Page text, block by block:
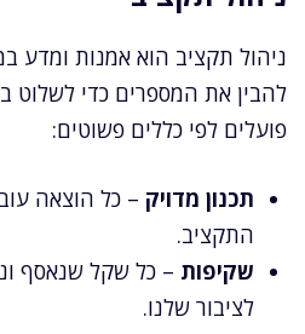
ניהול תקציב הוא אמנות ומדע
להבין את המספרים כדי לשלוט
פועלים לפי כללים פשוטים:
תכנון מדויק – כל הוצאה
התקציב.
שקיפות – כל שקל שנאסף
לציבור שלנו.